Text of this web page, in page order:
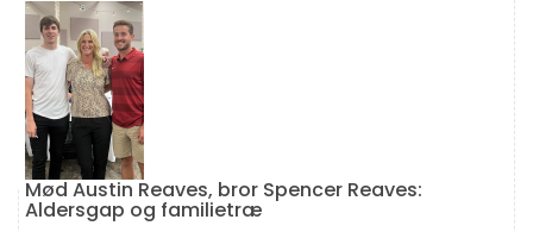
Mød Austin Reaves, bror Spencer Reaves:
Aldersgap og familietræ